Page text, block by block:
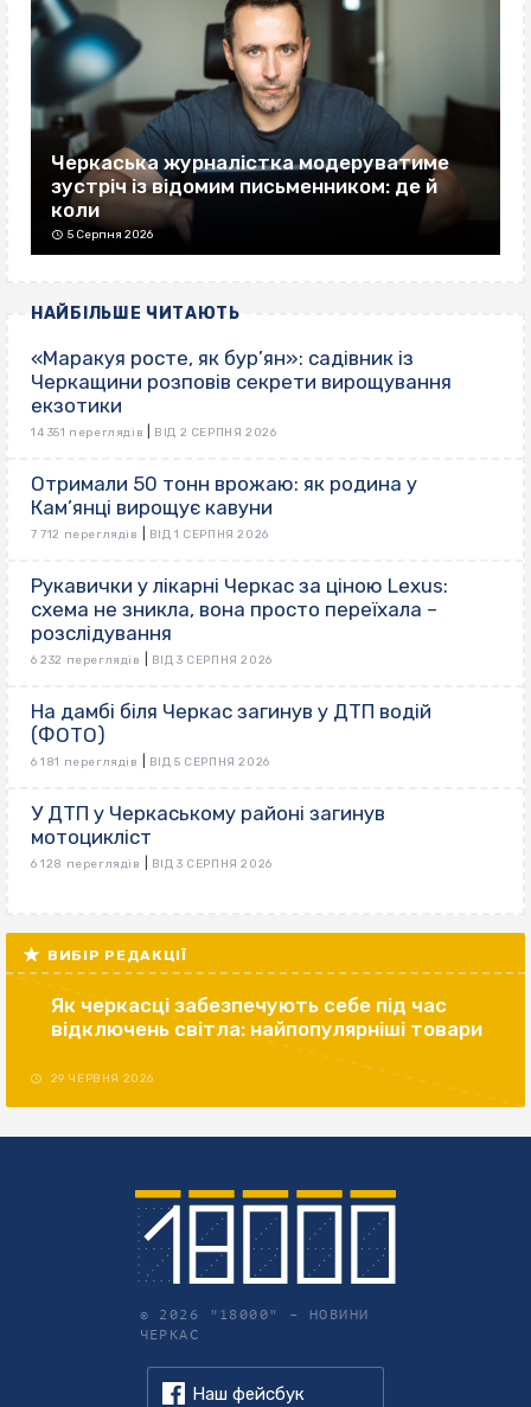
Черкаська журналістка модеруватиме
зустріч із відомим письменником: де й
коли
5 Серпня 2026
НАЙБІЛЬШЕ ЧИТАЮТЬ
«Маракуя росте, як бур’ян»: садівник із
Черкащини розповів секрети вирощування
екзотики
14 351 переглядів ВІД 2 СЕРПНЯ 2026
Отримали 50 тонн врожаю: як родина у
Кам’янці вирощує кавуни
7 712 переглядів ВІД 1 СЕРПНЯ 2026
Рукавички у лікарні Черкас за ціною Lexus:
схема не зникла, вона просто переїхала –
розслідування
6 232 переглядів ВІД 3 СЕРПНЯ 2026
На дамбі біля Черкас загинув у ДТП водій
(ФОТО)
6 181 переглядів ВІД 5 СЕРПНЯ 2026
У ДТП у Черкаському районі загинув
мотоцикліст
6 128 переглядів ВІД 3 СЕРПНЯ 2026
ВИБІР РЕДАКЦІЇ
Як черкасці забезпечують себе під час
відключень світла: найпопулярніші товари
29 ЧЕРВНЯ 2026
© 2026 "18000" – НОВИНИ
ЧЕРКАС
Наш фейсбук